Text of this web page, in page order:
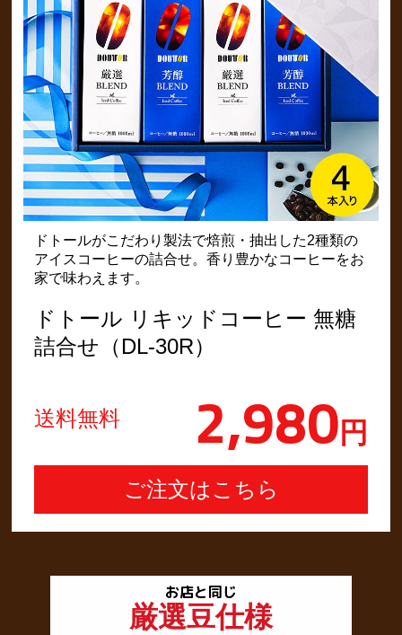
ドトールがこだわり製法で焙煎・抽出した2種類の
アイスコーヒーの詰合せ。香り豊かなコーヒーをお
家で味わえます。
ドトール リキッドコーヒー 無糖
詰合せ（DL-30R）
送料無料 2,980円
お店と同じ
厳選豆仕様